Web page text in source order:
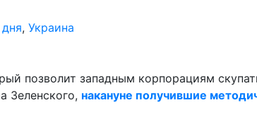
, Украина
позволит западным корпорациям
Зеленского, накануне получившие